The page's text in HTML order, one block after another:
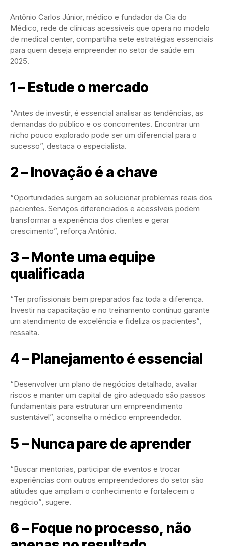
Antônio Carlos Júnior, médico e fundador da Cia do
Médico, rede de clínicas acessíveis que opera no modelo
de medical center, compartilha sete estratégias essenciais
para quem deseja empreender no setor de saúde em
2025.
1 – Estude o mercado
“Antes de investir, é essencial analisar as tendências, as
demandas do público e os concorrentes. Encontrar um
nicho pouco explorado pode ser um diferencial para o
sucesso”, destaca o especialista.
2 – Inovação é a chave
“Oportunidades surgem ao solucionar problemas reais dos
pacientes. Serviços diferenciados e acessíveis podem
transformar a experiência dos clientes e gerar
crescimento”, reforça Antônio.
3 – Monte uma equipe
qualificada
“Ter profissionais bem preparados faz toda a diferença.
Investir na capacitação e no treinamento contínuo garante
um atendimento de excelência e fideliza os pacientes”,
ressalta.
4 – Planejamento é essencial
“Desenvolver um plano de negócios detalhado, avaliar
riscos e manter um capital de giro adequado são passos
fundamentais para estruturar um empreendimento
sustentável”, aconselha o médico empreendedor.
5 – Nunca pare de aprender
“Buscar mentorias, participar de eventos e trocar
experiências com outros empreendedores do setor são
atitudes que ampliam o conhecimento e fortalecem o
negócio”, sugere.
6 – Foque no processo, não